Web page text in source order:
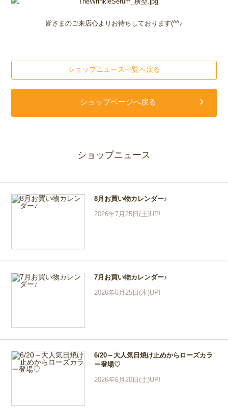
皆さまのご来店心よりお待ちしております(^^♪
ショップニュース一覧へ戻る
ショップページへ戻る
ショップニュース
8月お買い物カレンダー♪
2026年7月25日(土)UP!
7月お買い物カレンダー♪
2026年6月25日(木)UP!
6/20～大人気日焼け止めからローズカラ
ー登場♡
2026年6月20日(土)UP!